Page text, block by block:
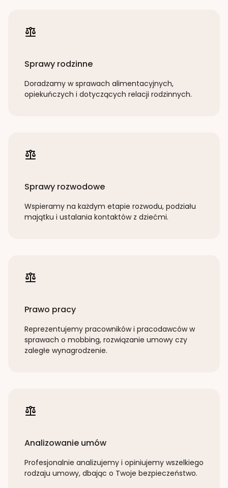
Sprawy rodzinne
Doradzamy w sprawach alimentacyjnych,
opiekuńczych i dotyczących relacji rodzinnych.
Sprawy rozwodowe
Wspieramy na każdym etapie rozwodu, podziału
majątku i ustalania kontaktów z dziećmi.
Prawo pracy
Reprezentujemy pracowników i pracodawców w
sprawach o mobbing, rozwiązanie umowy czy
zaległe wynagrodzenie.
Analizowanie umów
Profesjonalnie analizujemy i opiniujemy wszelkiego
rodzaju umowy, dbając o Twoje bezpieczeństwo.